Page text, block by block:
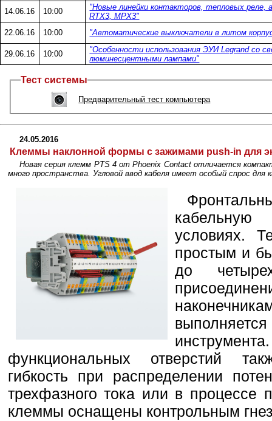
14.06.16 10:00
"Новые линейки контакторов, тепловых
RTX3, MPX3"
22.06.16
10:00 "Автоматические выключатели в литом
29.06.16 10:00
"Особенности использования ЭУИ Legrand со
люминесцентными лампами"
Тест системы
Предварительный тест компьютера
24.05.2016
Клеммы наклонной формы с зажимами push-in для
Новая серия клемм PTS 4 от Phoenix Contact отличается
много пространства. Угловой ввод кабеля имеет особый спрос
условиях.
простым и
до
функциональных отверстий
гибкость при распределении
трехфазного тока или в процессе
клеммы оснащены контрольным